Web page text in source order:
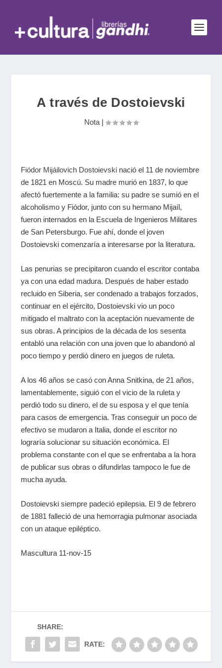
A través de Dostoievski
Nota|
Fiódor Mijáilovich Dostoievski nació el 11 de noviembre
de 1821 en Moscú. Su madre murió en 1837, lo que
afectó fuertemente a la familia: su padre se sumió en el
alcoholismo y Fiódor, junto con su hermano Mijaíl,
fueron internados en la Escuela de Ingenieros Militares
de San Petersburgo. Fue ahí, donde el joven
Dostoievski comenzaría a interesarse por la literatura.
Las penurias se precipitaron cuando el escritor contaba
ya con una edad madura. Después de haber estado
recluido en Siberia, ser condenado a trabajos forzados,
continuar en el ejército, Dostoievski vio un poco
mitigado el maltrato con la aceptación nuevamente de
sus obras. A principios de la década de los sesenta
entabló una relación con una joven que lo abandonó al
poco tiempo y perdió dinero en juegos de ruleta.
A los 46 años se casó con Anna Snitkina, de 21 años,
lamentablemente, siguió con el vicio de la ruleta y
perdió todo su dinero, el de su esposa y el que tenía
para casos de emergencia. Tras conseguir un poco de
efectivo se mudaron a Italia, donde el escritor no
lograría solucionar su situación económica. El
problema constante con el que se enfrentaba a la hora
de publicar sus obras o difundirlas tampoco le fue de
mucha ayuda.
Dostoievski siempre padeció epilepsia. El 9 de febrero
de 1881 falleció de una hemorragia pulmonar asociada
con un ataque epiléptico.
Mascultura 11-nov-15
SHARE:
RATE: